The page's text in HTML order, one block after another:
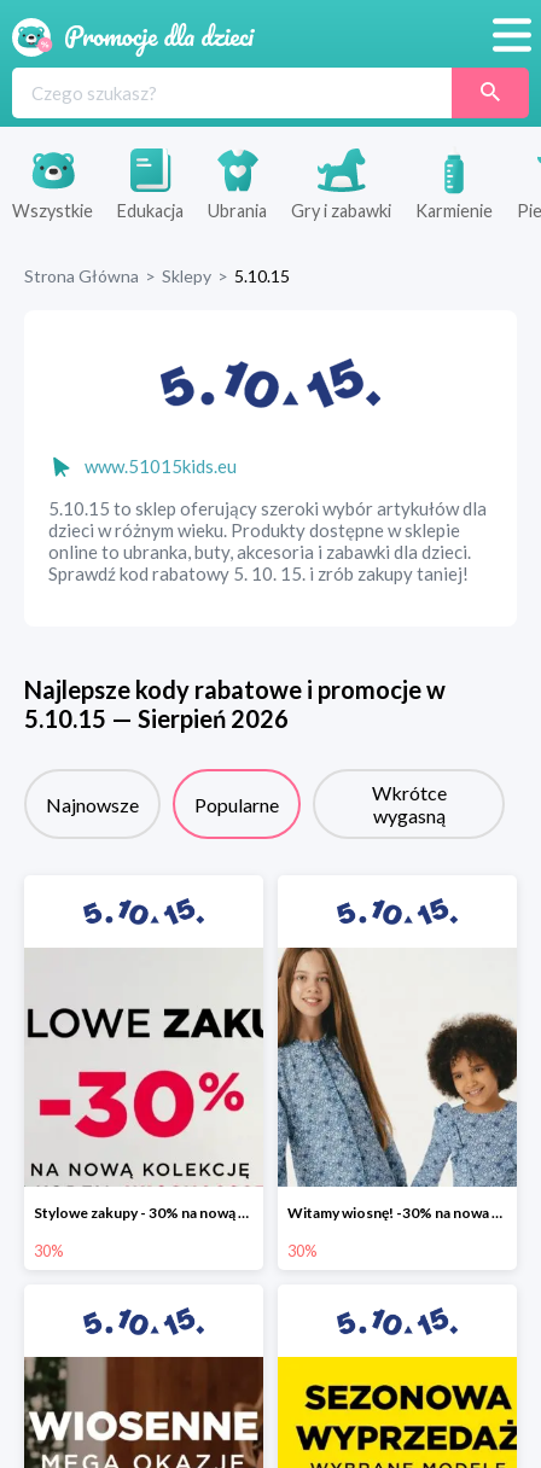
Produkty
Sklepy
Wszystkie Edukacja Ubrania Gry i zabawki Karmienie
Strona Główna > Sklepy > 5.10.15
www.51015kids.eu
5.10.15 to sklep oferujący szeroki wybór artykułów dla
dzieci w różnym wieku. Produkty dostępne w sklepie
online to ubranka, buty, akcesoria i zabawki dla dzieci.
Sprawdź kod rabatowy 5. 10. 15. i zrób zakupy taniej!
Najlepsze kody rabatowe i promocje w
5.10.15 — Sierpień 2026
Najnowsze Popularne
Wkrótce
wygasną
Stylowe zakupy - 30% na nową kolekcję
30%
Witamy wiosnę! -30% na nowa kolekcję
30%